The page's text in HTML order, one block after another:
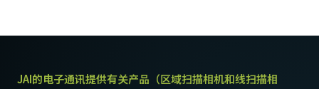
JAI的电子通讯提供有关产品（区域扫描相机和线扫描相